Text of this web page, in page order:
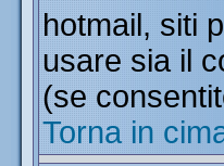
hotmail, siti
usare sia il
(se
Torna in